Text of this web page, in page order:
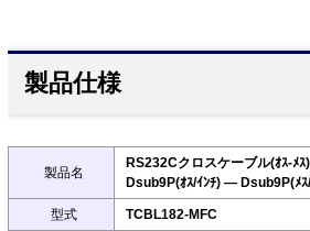
製品仕様
製品名
RS232Cクロスケーブル(ｵｽ-ﾒ
Dsub9P(ｵｽ/ｲﾝﾁ) ― Dsub9P(ﾒｽ
型式 TCBL182-MFC